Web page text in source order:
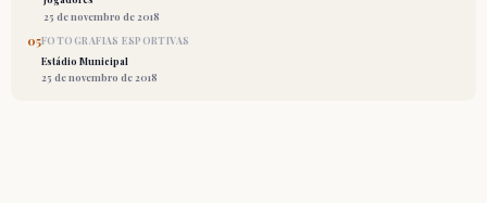
25 de novembro de 2018
05FOTOGRAFIAS ESPORTIVAS
Estádio Municipal
25 de novembro de 2018